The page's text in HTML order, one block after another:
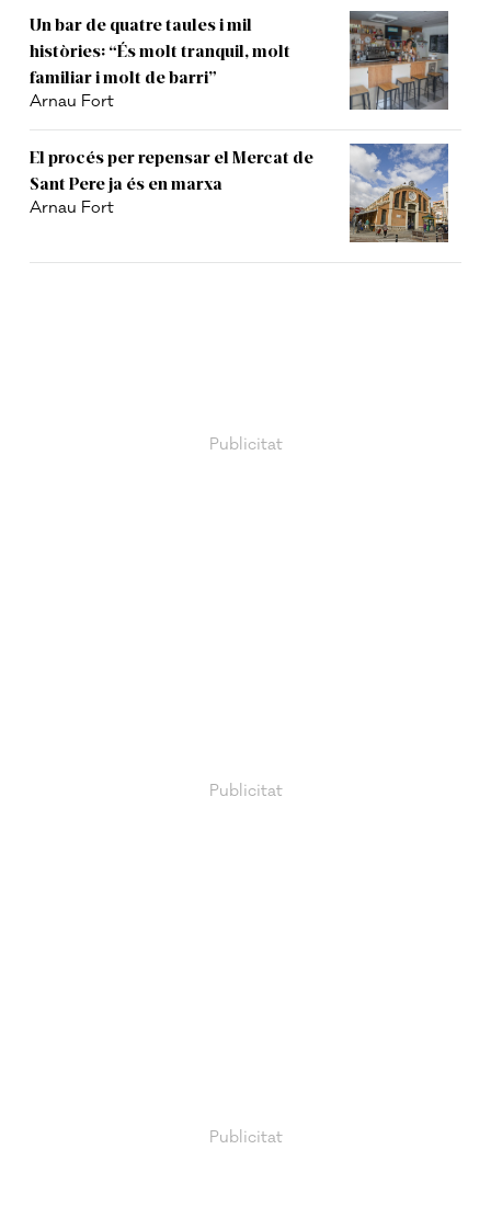
Un bar de quatre taules i mil
històries: “És molt tranquil, molt
familiar i molt de barri”
Arnau Fort
El procés per repensar el Mercat de
Sant Pere ja és en marxa
Arnau Fort